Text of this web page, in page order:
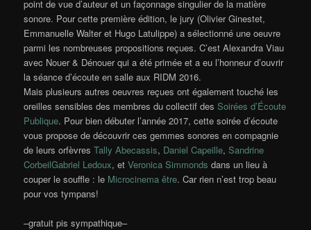
point de vue d’auteur et un façonnage singulier de la matière
sonore. Pour cette première édition, le jury (Olivier Ginestet,
Emmanuelle Walter et Hugo Latulippe) a sélectionné une oeuvre
parmi les nombreuses propositions reçues. C’est Alexandra Viau
avec Nouer & Dénouer qui a été primée et a eu l’honneur d’ouvrir
la séance d’écoute en salle aux RIDM 2016.
Mais plusieurs autres oeuvres reçues ont également touché les
oreilles sensibles des membres du collectif desSoirées d’Écoute
Publique. Pour bien débuter l’année 2017, cette soirée d’écoute
vous propose de découvrir ces gemmes sonores en compagnie
de leurs orfèvresTally Abecassis, Daniel Capeille,Sandrine
CorbeilGabriel Ledoux, etVeronica Simmonds dans un lieu à
couper le souffle : le Microcinema être. Car rien n’est trop beau
pour vos tympans!
–gratuit pis sympathique–